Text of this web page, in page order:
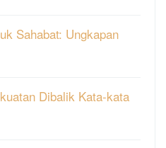
Sahabat: Ungkapan
Dibalik Kata-kata